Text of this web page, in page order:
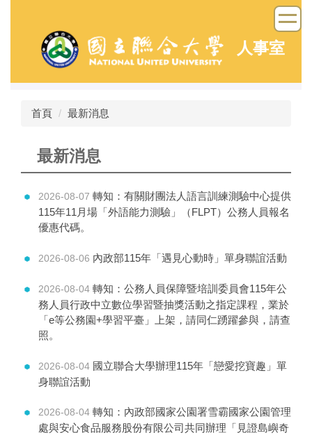
容
人事室
首頁 最新消息
最新消息
2026-08-07 轉知：有關財團法人語言訓練測驗中心提供
115年11月場「外語能力測驗」（FLPT）公務人員報名
優惠代碼。
2026-08-06 內政部115年「遇見心動時」單身聯誼活動
2026-08-04 轉知：公務人員保障暨培訓委員會115年公
務人員行政中立數位學習暨抽獎活動之指定課程，業於
「e等公務園+學習平臺」上架，請同仁踴躍參與，請查
照。
2026-08-04 國立聯合大學辦理115年「戀愛挖寶趣」單
身聯誼活動
2026-08-04 轉知：內政部國家公園署雪霸國家公園管理
處與安心食品服務股份有限公司共同辦理「見證島嶼奇